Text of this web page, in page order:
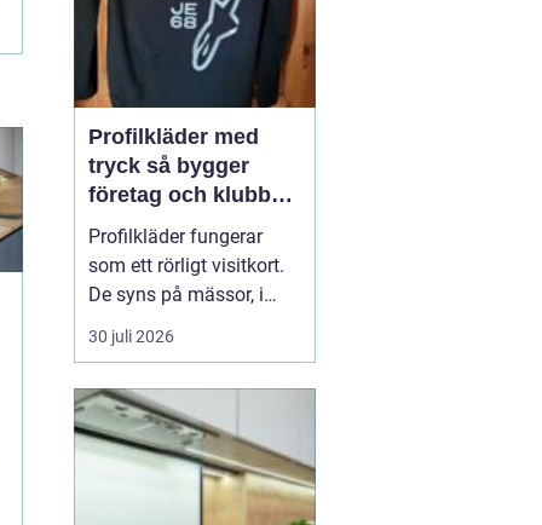
Profilkläder med
tryck så bygger
företag och klubbar
en starkare identitet
Profilkläder fungerar
som ett rörligt visitkort.
De syns på mässor, i
butiker, på byggen och
längs vägarna. När
genomtänkta, håller god
kvalitet och har ett
tydligt tryck skapar de
igenkänning, stolthet
30 juli 2026